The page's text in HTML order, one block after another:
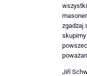
zgadzaj
skupimy
Jiří